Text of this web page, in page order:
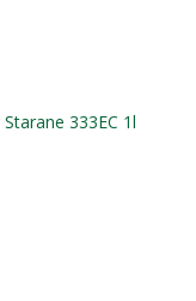
Starane 333EC 1l